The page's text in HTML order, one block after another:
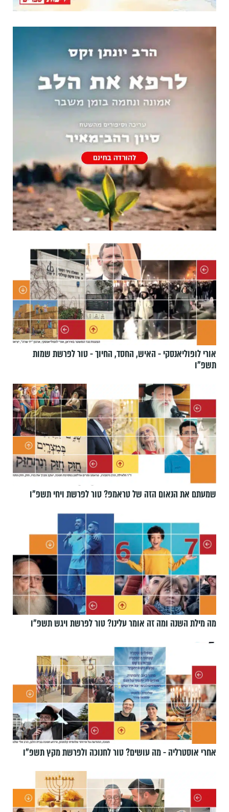
אורי לופוליאנסקי - האיש, החסד, החיוך - טור לפרשת שמות
תשפ״ו
שמעתם את הנאום הזה של טראמפ? טור לפרשת ויחי תשפ״ו
מה מילת השנה ומה זה אומר עלינו? טור לפרשת ויגש תשפ״ו
אחרי אוסטרליה - מה עושים? טור לחנוכה ולפרשת מקץ תשפ״ו